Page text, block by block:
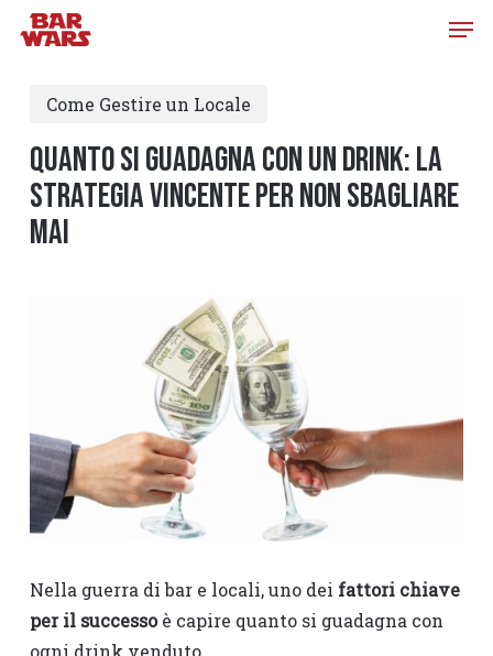
Skip
contentCome Gestire un Locale
Quanto si guadagna con un drink: la
strategia vincente per non sbagliare
mai
Nella guerra di bar e locali, uno dei fattori chiave
per il successoè capire quanto si guadagna con